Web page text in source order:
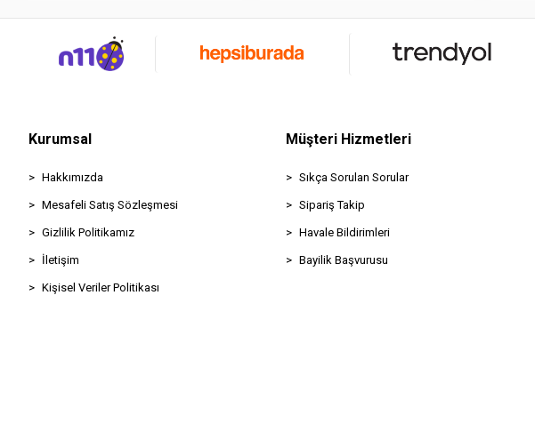
Kurumsal
Hakkımızda
Mesafeli Satış Sözleşmesi
Gizlilik Politikamız
İletişim
Kişisel Veriler Politikası
Müşteri Hizmetleri
Sıkça Sorulan Sorular
Sipariş Takip
Havale Bildirimleri
Bayilik Başvurusu